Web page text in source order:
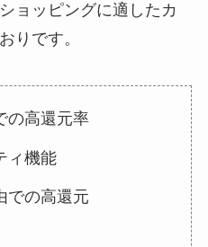
ョッピングに適したカ
りです。
の高還元率
ィ機能
での高還元